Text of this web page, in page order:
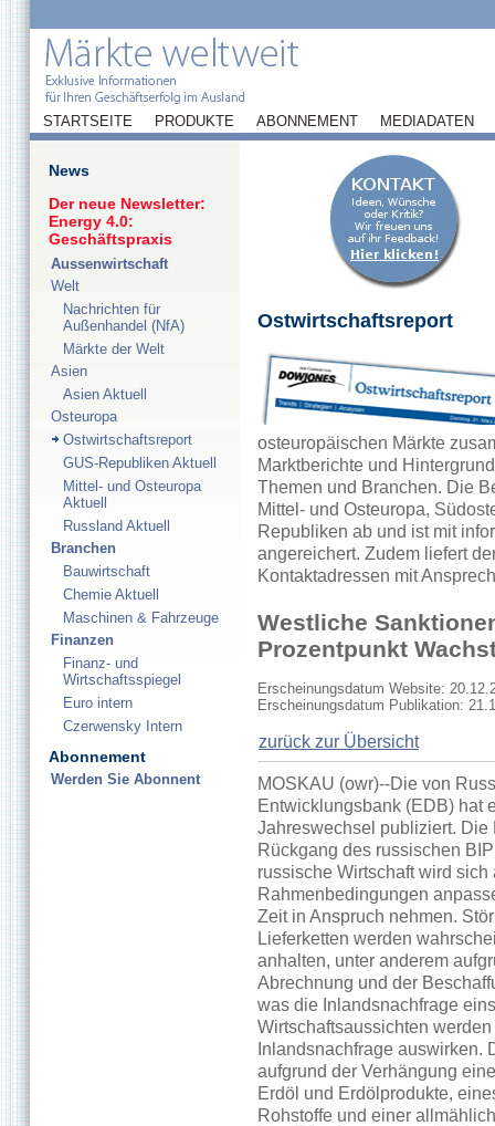
STARTSEITE PRODUKTE ABONNEMENT MEDIADATEN
News
Der neue Newsletter:
Energy 4.0:
Geschäftspraxis
Aussenwirtschaft
Welt
Nachrichten für
Außenhandel (NfA)
Märkte der Welt
Asien
Asien Aktuell
Osteuropa
Ostwirtschaftsreport
GUS-Republiken Aktuell
Mittel- und Osteuropa
Aktuell
Russland Aktuell
Branchen
Bauwirtschaft
Chemie Aktuell
Maschinen & Fahrzeuge
Finanzen
Finanz- und
Wirtschaftsspiegel
Euro intern
Czerwensky Intern
Abonnement
Werden Sie Abonnent
Ostwirtschaftsreport
osteuropäischen Märkte
Marktberichte und
Themen und Branchen. Die
Mittel- und Osteuropa,
Republiken ab und ist mit
angereichert. Zudem liefert
Kontaktadressen mit
Westliche
Prozentpunkt
Erscheinungsdatum Website:
Erscheinungsdatum Publikation:
zurück zur Übersicht
MOSKAU (owr)--Die von
Entwicklungsbank (EDB) hat
Jahreswechsel publiziert.
Rückgang des russischen
russische Wirtschaft wird
Rahmenbedingungen
Zeit in Anspruch nehmen.
Lieferketten werden
anhalten, unter anderem
Abrechnung und der
was die Inlandsnachfrage
Wirtschaftsaussichten
Inlandsnachfrage auswirken.
aufgrund der Verhängung
Erdöl und Erdölprodukte,
Rohstoffe und einer